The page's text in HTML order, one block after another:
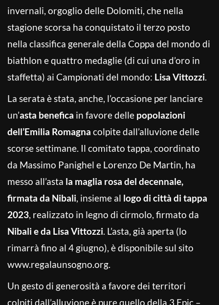
invernali, orgoglio delle Dolomiti, che nella
stagione scorsa ha conquistato il terzo posto
nella classifica generale della Coppa del mondo di
biathlon e quattro medaglie (di cui una d’oro in
staffetta) ai Campionati del mondo: Lisa Vittozzi.
La serata è stata, anche, l’occasione per lanciare
un’asta benefica in favore delle popolazioni
dell’Emilia Romagna colpite dall’alluvione delle
scorse settimane. Il comitato tappa, coordinato
da Massimo Panighel e Lorenzo De Martin, ha
messo all’asta la maglia rosa del decennale,
firmata da Nibali, insieme al logo di città di tappa
2023, realizzato in legno di cirmolo, firmato da
Nibali e da Lisa Vittozzi. L’asta, già aperta (lo
rimarrà fino al 4 giugno), è disponibile sul sito
www.regalaunsogno.org.
Un gesto di generosità a favore dei territori
colpiti dall’alluvione è pure quello della 3 Epic –